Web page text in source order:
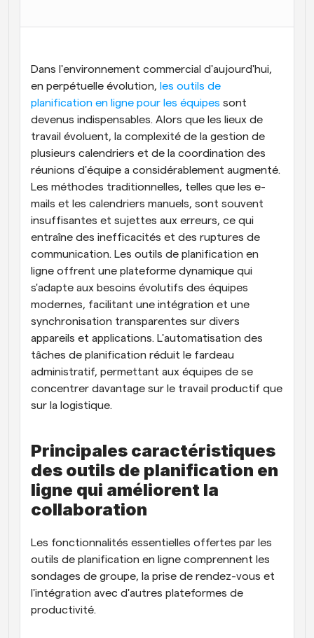
Programmation surpuissante avec des appels
alimentés par l'IA
Blog
Restez à jour avec les dernières nouvelles et mises à
jour
Réunions instantanées
Rencontrez des clients en quelques minutes
Liens de groupe dynamique
Réservez facilement des réunions avec plusieurs
personnes
Webhooks
Soyez informé lorsque quelque chose se passe
Dans l'environnement commercial d'aujourd'hui,
en perpétuelle évolution, les outils de
planification en ligne pour les équipes sont
devenus indispensables. Alors que les lieux de
travail évoluent, la complexité de la gestion de
plusieurs calendriers et de la coordination des
réunions d'équipe a considérablement augmenté.
Les méthodes traditionnelles, telles que les e-
mails et les calendriers manuels, sont souvent
insuffisantes et sujettes aux erreurs, ce qui
entraîne des inefficacités et des ruptures de
communication. Les outils de planification en
ligne offrent une plateforme dynamique qui
s'adapte aux besoins évolutifs des équipes
modernes, facilitant une intégration et une
synchronisation transparentes sur divers
appareils et applications. L'automatisation des
tâches de planification réduit le fardeau
administratif, permettant aux équipes de se
concentrer davantage sur le travail productif que
sur la logistique.
Principales caractéristiques
des outils de planification en
ligne qui améliorent la
collaboration
Les fonctionnalités essentielles offertes par les
outils de planification en ligne comprennent les
sondages de groupe, la prise de rendez-vous et
l'intégration avec d'autres plateformes de
productivité.